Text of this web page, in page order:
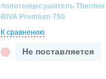
полотенцесушитель Thermor
RIVA Premium 750
К сравнению
Не поставляется